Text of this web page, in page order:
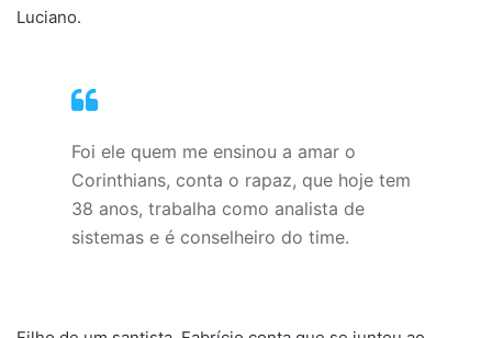
Luciano.
Foi ele quem me ensinou a amar o
Corinthians, conta o rapaz, que hoje tem
38 anos, trabalha como analista de
sistemas e é conselheiro do time.